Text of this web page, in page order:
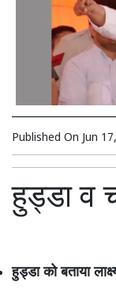
Published On Jun
हुड्डा व
हुड्डा को बताया